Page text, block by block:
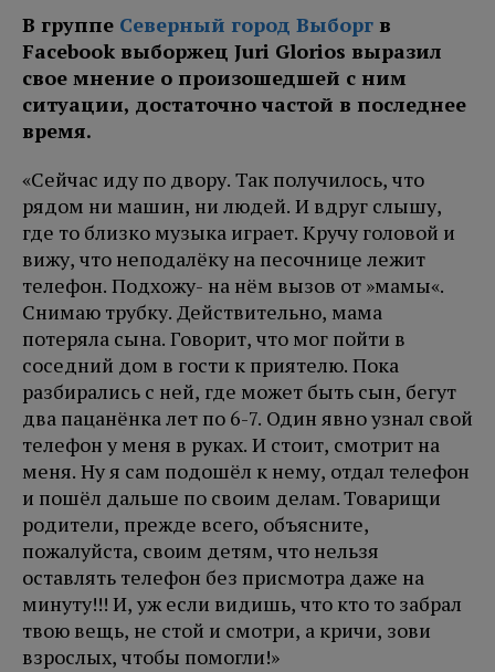
В группе Северный город Выборг в
Facebook выборжец Juri Glorios выразил
свое мнение о произошедшей с ним
ситуации, достаточно частой в последнее
время.
«Сейчас иду по двору. Так получилось, что
рядом ни машин, ни людей. И вдруг слышу,
где то близко музыка играет. Кручу головой и
вижу, что неподалёку на песочнице лежит
телефон. Подхожу- на нём вызов от »мамы«.
Снимаю трубку. Действительно, мама
потеряла сына. Говорит, что мог пойти в
соседний дом в гости к приятелю. Пока
разбирались с ней, где может быть сын, бегут
два пацанёнка лет по 6-7. Один явно узнал свой
телефон у меня в руках. И стоит, смотрит на
меня. Ну я сам подошёл к нему, отдал телефон
и пошёл дальше по своим делам. Товарищи
родители, прежде всего, объясните,
пожалуйста, своим детям, что нельзя
оставлять телефон без присмотра даже на
минуту!!! И, уж если видишь, что кто то забрал
твою вещь, не стой и смотри, а кричи, зови
взрослых, чтобы помогли!»